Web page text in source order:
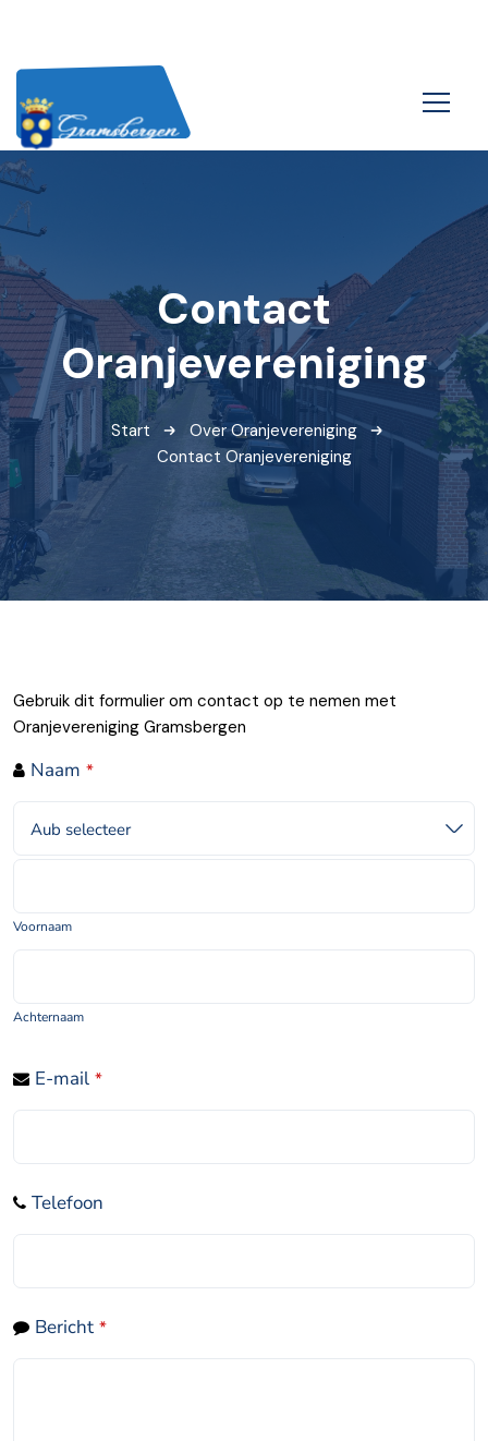
Contact
Oranjevereniging
Start
Over Oranjevereniging
Contact Oranjevereniging
Gebruik dit formulier om contact op te nemen met
Oranjevereniging Gramsbergen
Naam *
Aub selecteer
Voornaam
Achternaam
E-mail *
Telefoon
Bericht *